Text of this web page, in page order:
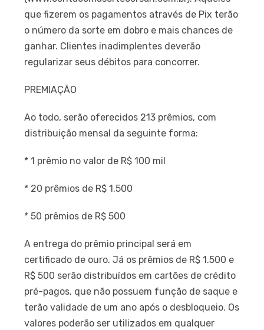
que fizerem os pagamentos através de Pix terão
o número da sorte em dobro e mais chances de
ganhar. Clientes inadimplentes deverão
regularizar seus débitos para concorrer.
PREMIAÇÃO
Ao todo, serão oferecidos 213 prêmios, com
distribuição mensal da seguinte forma:
* 1 prêmio no valor de R$ 100 mil
* 20 prêmios de R$ 1.500
* 50 prêmios de R$ 500
A entrega do prêmio principal será em
certificado de ouro. Já os prêmios de R$ 1.500 e
R$ 500 serão distribuídos em cartões de crédito
pré-pagos, que não possuem função de saque e
terão validade de um ano após o desbloqueio. Os
valores poderão ser utilizados em qualquer